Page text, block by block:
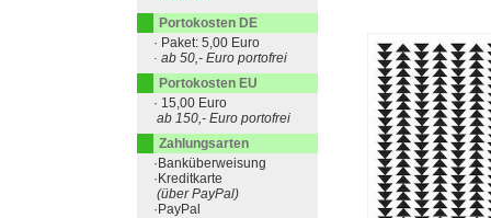
Portokosten DE
· Paket: 5,00 Euro
· ab 50,- Euro portofrei
Portokosten EU
· 15,00 Euro
ab 150,- Euro portofrei
Zahlungsarten
·Banküberweisung
·Kreditkarte
(über PayPal)
·PayPal